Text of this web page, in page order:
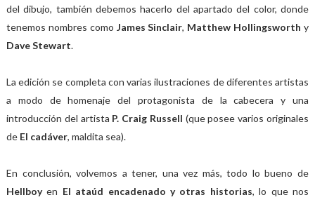
del dibujo, también debemos hacerlo del apartado del color, donde
tenemos nombres como James Sinclair, Matthew Hollingsworth y
Dave Stewart.
La edición se completa con varias ilustraciones de diferentes artistas
a modo de homenaje del protagonista de la cabecera y una
introducción del artista P. Craig Russell (que posee varios originales
de El cadáver, maldita sea).
En conclusión, volvemos a tener, una vez más, todo lo bueno de
Hellboyen El ataúd encadenado y otras historias, lo que nos